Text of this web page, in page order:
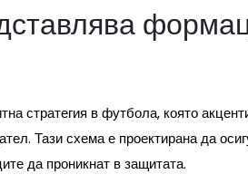
стратегия в футбола, която
Тази схема е проектирана да
да проникнат в защитата.